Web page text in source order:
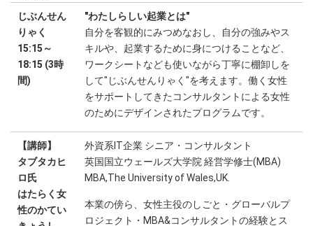
じぶんせん
りゃく
15:15～
18:15 (3時
間)
"わたしらしい起業とは"
自分を客観的にみつめなおし、自分の強みやス
キルや、起業するために身につけることなど、
ワークシートなども使いながら丁寧に棚卸しを
して"じぶんせんりゃく"を考えます。働く女性
をサポートしてきたコンサルタントによる女性
のためにデザインされたプログラムです。
【講師】
タブタカヒ
ロ氏
はたらく女
性のかてい
外資系IT企業 シニア・コンサルタント
英国国立ウェールズ大学院 経営学修士(MBA)
MBA,The University of Wales,UK.
本業の傍ら、女性主役のしごと・グローバルプ
ロジェクト・MBA&コンサルタントの経験とス